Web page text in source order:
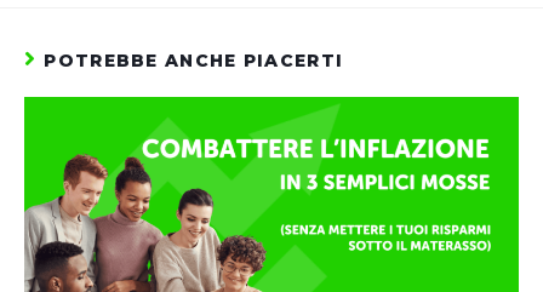
POTREBBE ANCHE PIACERTI